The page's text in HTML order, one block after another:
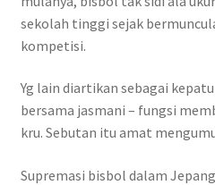
sekolah tinggi sejak
kompetisi.
Yg lain diartikan sebagai
bersama jasmani – fungsi
kru. Sebutan itu amat
Supremasi bisbol dalam